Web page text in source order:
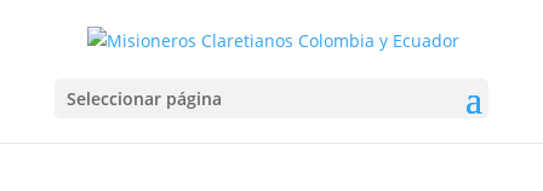
Seleccionar página
EL LLAMADO